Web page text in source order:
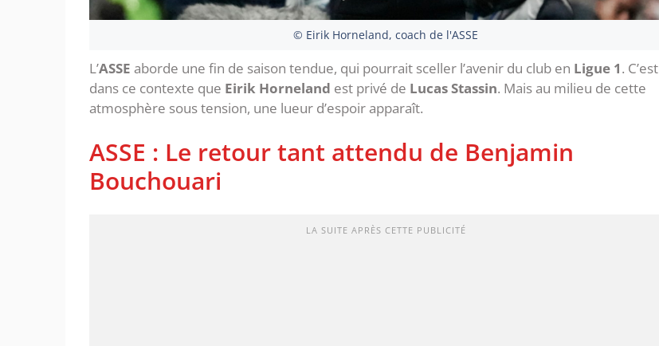
© Eirik Horneland, coach de l'ASSE
L’ASSE aborde une fin de saison tendue, qui pourrait sceller l’avenir du club en Ligue 1. C’est
dans ce contexte que Eirik Horneland est privé de Lucas Stassin. Mais au milieu de cette
atmosphère sous tension, une lueur d’espoir apparaît.
ASSE : Le retour tant attendu de Benjamin
Bouchouari
LA SUITE APRÈS CETTE PUBLICITÉ